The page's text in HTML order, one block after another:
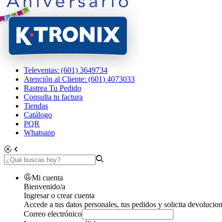
Televentas: (601) 3649734
Atención al Cliente: (601) 4073033
Rastrea Tu Pedido
Consulta tu factura
Tiendas
Catálogo
PQR
Whatsapp
Mi cuenta
Bienvenido/a
Ingresar o crear cuenta
Accede a tus datos personales, tus pedidos y solicita
Correo electrónico